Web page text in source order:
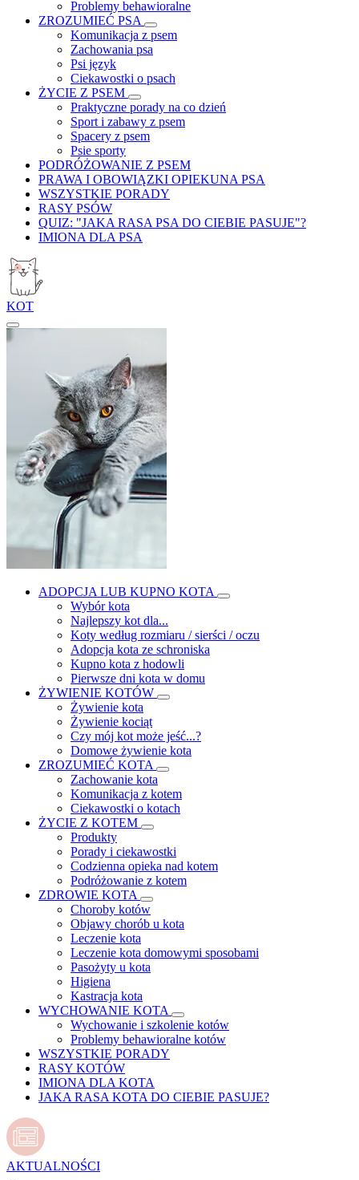
Problemy behawioralne
ZROZUMIEĆ PSA
Komunikacja z psem
Zachowania psa
Psi język
Ciekawostki o psach
ŻYCIE Z PSEM
Praktyczne porady na co dzień
Sport i zabawy z psem
Spacery z psem
Psie sporty
PODRÓŻOWANIE Z PSEM
PRAWA I OBOWIĄZKI OPIEKUNA PSA
WSZYSTKIE PORADY
RASY PSÓW
QUIZ: "JAKA RASA PSA DO CIEBIE PASUJE"?
IMIONA DLA PSA
KOT
ADOPCJA LUB KUPNO KOTA
Wybór kota
Najlepszy kot dla...
Koty według rozmiaru / sierści / oczu
Adopcja kota ze schroniska
Kupno kota z hodowli
Pierwsze dni kota w domu
ŻYWIENIE KOTÓW
Żywienie kota
Żywienie kociąt
Czy mój kot może jeść...?
Domowe żywienie kota
ZROZUMIEĆ KOTA
Zachowanie kota
Komunikacja z kotem
Ciekawostki o kotach
ŻYCIE Z KOTEM
Produkty
Porady i ciekawostki
Codzienna opieka nad kotem
Podróżowanie z kotem
ZDROWIE KOTA
Choroby kotów
Objawy chorób u kota
Leczenie kota
Leczenie kota domowymi sposobami
Pasożyty u kota
Higiena
Kastracja kota
WYCHOWANIE KOTA
Wychowanie i szkolenie kotów
Problemy behawioralne kotów
WSZYSTKIE PORADY
RASY KOTÓW
IMIONA DLA KOTA
JAKA RASA KOTA DO CIEBIE PASUJE?
AKTUALNOŚCI